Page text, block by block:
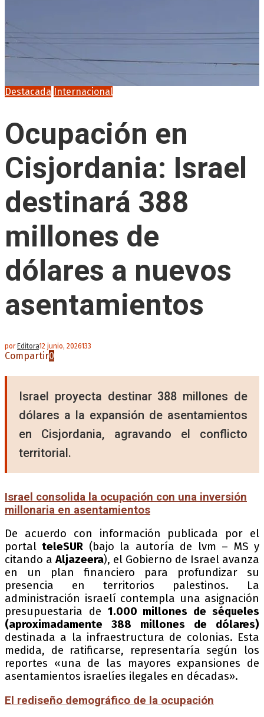
Destacada Internacional
Ocupación en
Cisjordania: Israel
destinará 388
millones de
dólares a nuevos
asentamientos
porEditora12 junio, 2026133
Compartir0
Israel proyecta destinar 388 millones de
dólares a la expansión de asentamientos
en Cisjordania, agravando el conflicto
territorial.
Israel consolida la ocupación con una inversión
millonaria en asentamientos
De acuerdo con información publicada por el
portalteleSUR (bajo la autoría de lvm – MS y
citando aAljazeera), el Gobierno de Israel avanza
en un plan financiero para profundizar su
presencia en territorios palestinos. La
administración israelí contempla una asignación
presupuestaria de 1.000 millones de séqueles
(aproximadamente 388 millones de dólares)
destinada a la infraestructura de colonias. Esta
medida, de ratificarse, representaría según los
reportes «una de las mayores expansiones de
asentamientos israelíes ilegales en décadas».
El rediseño demográfico de la ocupación